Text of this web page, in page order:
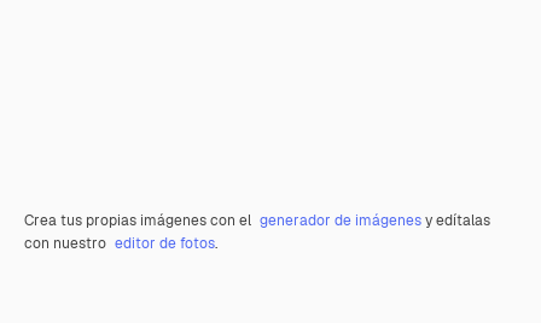
Crea tus propias imágenes con el generador de imágenesy edítalas
con nuestro editor de fotos.